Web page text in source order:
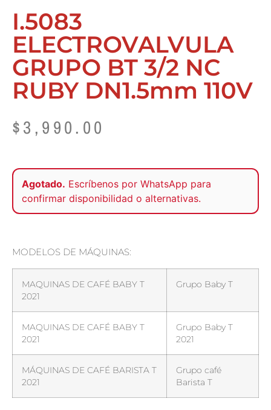
I.5083
ELECTROVALVULA
GRUPO BT 3/2 NC
RUBY DN1.5mm 110V
$3,990.00
Agotado. Escríbenos por WhatsApp para
confirmar disponibilidad o alternativas.
MODELOS DE MÁQUINAS:
MAQUINAS DE CAFÉ BABY T
2021
Grupo Baby T
MAQUINAS DE CAFÉ BABY T
2021
Grupo Baby T
2021
MÁQUINAS DE CAFÉ BARISTA T
2021
Grupo café
Barista T